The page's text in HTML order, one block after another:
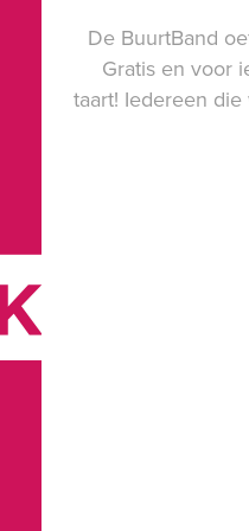
De BuurtBand
Gratis en voor
taart! Iedereen